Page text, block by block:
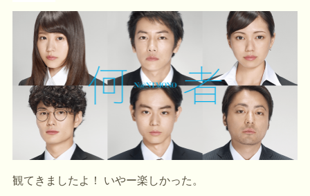
観てきましたよ！ いやー楽しかった。